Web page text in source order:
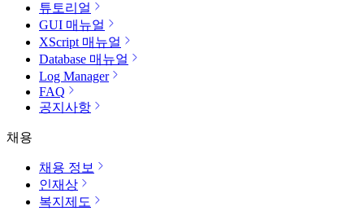
튜토리얼
GUI 매뉴얼
XScript 매뉴얼
Database 매뉴얼
Log Manager
FAQ
공지사항
채용
채용 정보
인재상
복지제도